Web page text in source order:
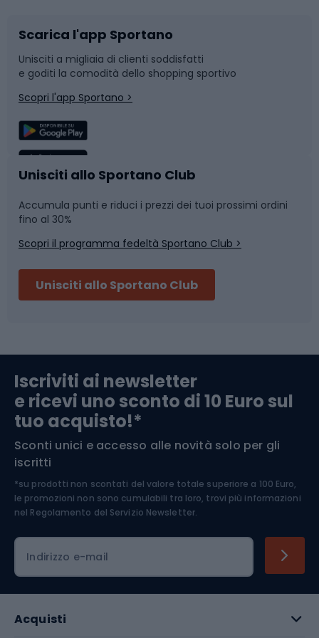
Bushcraft
Corsa
Sport di squadra
Caschi da ciclismo
Skitouring
Abbigliamento da escursionismo
Slitte e slittini
Snowboard
Camminata nordica
Nuoto
Pattinaggio
Componenti per biciclette
Arrampicata
Medicina dello sport
Abbigliamento ciclistico
Scarica l'app Sportano
Unisciti a migliaia di clienti soddisfatti
e goditi la comodità dello shopping sportivo
Scopri l'app Sportano >
Unisciti allo Sportano Club
Accumula punti e riduci i prezzi dei tuoi prossimi ordini
fino al 30%
Scopri il programma fedeltà Sportano Club >
Unisciti allo Sportano Club
Iscriviti ai newsletter
e ricevi uno sconto di 10 Euro sul
tuo acquisto!*
Sconti unici e accesso alle novità solo per gli
iscritti
*su prodotti non scontati del valore totale superiore a 100 Euro,
le promozioni non sono cumulabili tra loro, trovi più informazioni
nel Regolamento del Servizio Newsletter.
Indirizzo e-mail
Acquisti